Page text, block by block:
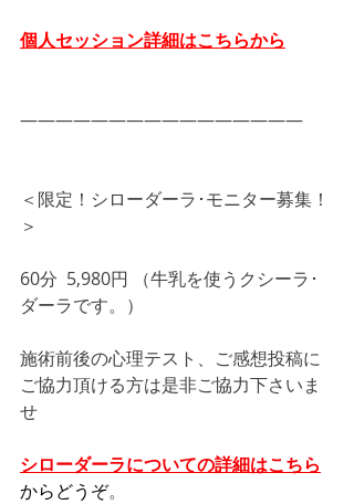
個人セッション詳細はこちらから
――――――――――――――――
＜限定！シローダーラ･モニター募集！
＞
60分  5,980円 （牛乳を使うクシーラ･
ダーラです。）
施術前後の心理テスト、ご感想投稿に
ご協力頂ける方は是非ご協力下さいま
せ
シローダーラについての詳細はこちら
からどうぞ。